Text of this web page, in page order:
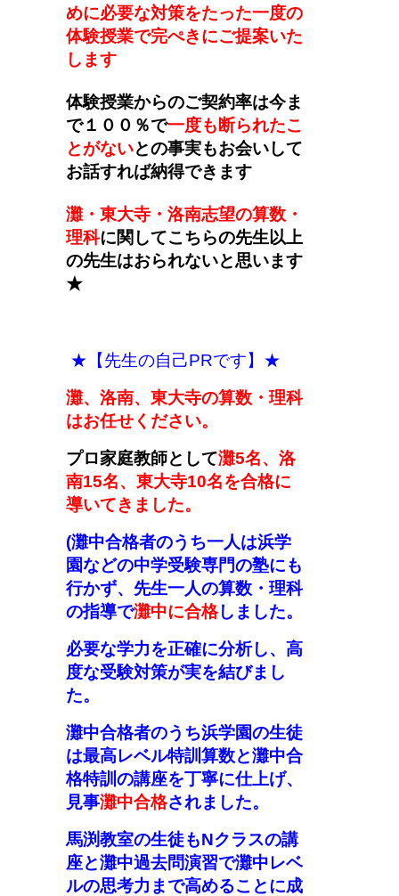
めに必要な対策をたった一度の
体験授業で完ぺきにご提案いた
します
体験授業からのご契約率は今ま
で１００％で一度も断られたこ
とがないとの事実もお会いして
お話すれば納得できます
灘・東大寺・洛南志望の算数・
理科に関してこちらの先生以上
の先生はおられないと思います
★
★【先生の自己PRです】★
灘、洛南、東大寺の算数・理科
はお任せください。
プロ家庭教師として灘5名、洛
南15名、東大寺10名を合格に
導いてきました。
(灘中合格者のうち一人は浜学
園などの中学受験専門の塾にも
行かず、 先生一人の算数・理科
の指導で灘中に合格しました。
必要な学力を正確に分析し、高
度な受験対策が実を結びまし
た。
灘中合格者のうち浜学園の生徒
は最高レベル特訓算数と灘中合
格特訓の講座を丁寧に仕上げ、
見事灘中合格されました。
馬渕教室の生徒もNクラスの講
座と灘中過去問演習で灘中レベ
ルの思考力まで高めることに成